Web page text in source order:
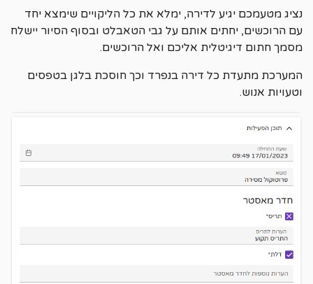
נציג מטעמכם יגיע לדירה, ימלא את כל הליקויים שימצא יחד
עם הרוכשים, יחתים אותם על גבי הטאבלט ובסוף הסיור יישלח
מסמך חתום דיגיטלית אליכם ואל הרוכשים.
המערכת מתעדת כל דירה בנפרד וכך חוסכת בלגן בטפסים
וטעויות אנוש.